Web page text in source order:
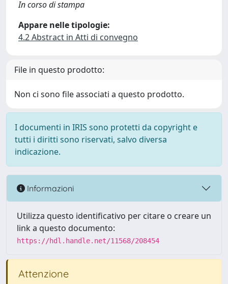
In corso di stampa
Appare nelle tipologie:
4.2 Abstract in Atti di convegno
File in questo prodotto:
Non ci sono file associati a questo prodotto.
I documenti in IRIS sono protetti da copyright e
tutti i diritti sono riservati, salvo diversa
indicazione.
Informazioni
Utilizza questo identificativo per citare o creare un
link a questo documento:
https://hdl.handle.net/11568/208454
Attenzione